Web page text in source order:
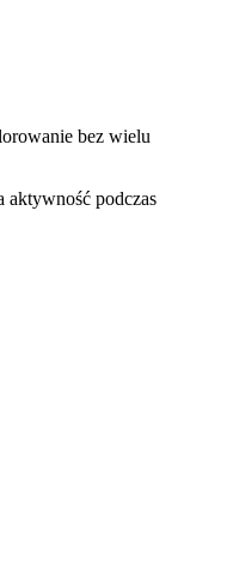
bez wielu
aktywność podczas